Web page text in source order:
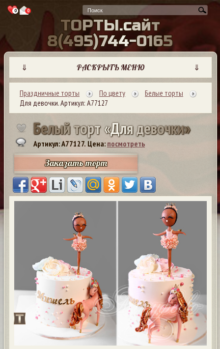
0 0
ТОРТЫ.сайт
8(495)744-0165
⇓ РАСКРЫТЬ МЕНЮ ⇓
Праздничные торты По цвету
Белые торты
Для девочки. Артикул: А77127
Белыйторт«Длядевочки»
Артикул: A77127. Цена: посмотреть
Заказать торт